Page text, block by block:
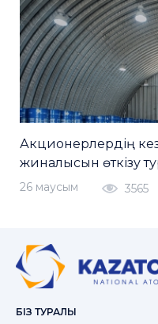
Акционерлердің
жиналысын өткізу
26 маусым 3565
БІЗ ТУРАЛЫ